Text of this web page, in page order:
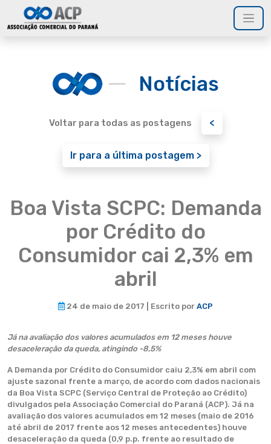
Notícias
Voltar para todas as postagens <
Ir para a última postagem >
Boa Vista SCPC: Demanda
por Crédito do
Consumidor cai 2,3% em
abril
24 de maio de 2017 | Escrito por ACP
Já na avaliação dos valores acumulados em 12 meses houve
desaceleração da queda, atingindo -8,5%
A Demanda por Crédito do Consumidor caiu 2,3% em abril com
ajuste sazonal frente a março, de acordo com dados nacionais
da Boa Vista SCPC (Serviço Central de Proteção ao Crédito)
divulgados pela Associação Comercial do Paraná (ACP). Já na
avaliação dos valores acumulados em 12 meses (maio de 2016
até abril de 2017 frente aos 12 meses antecedentes) houve
desaceleração da queda (0,9 p.p. frente ao resultado de